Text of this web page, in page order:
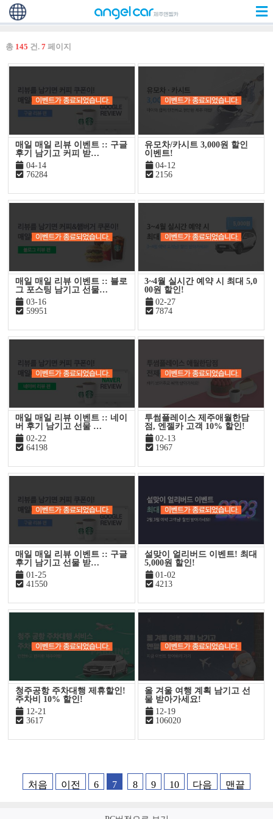
총 145 건. 7페이지
매일 매일 리뷰 이벤트 :: 구글
후기 남기고 커피 받…
04-14
76284
유모차/카시트 3,000원 할인
이벤트!
04-12
2156
매일 매일 리뷰 이벤트 :: 블로
그 포스팅 남기고 선물…
03-16
59951
3~4월 실시간 예약 시 최대 5,0
00원 할인!
02-27
7874
매일 매일 리뷰 이벤트 :: 네이
버 후기 남기고 선물 …
02-22
64198
투썸플레이스 제주애월한담
점, 엔젤카 고객 10% 할인!
02-13
1967
매일 매일 리뷰 이벤트 :: 구글
후기 남기고 선물 받…
01-25
41550
설맞이 얼리버드 이벤트! 최대
5,000원 할인!
01-02
4213
청주공항 주차대행 제휴할인!
주차비 10% 할인!
12-21
3617
올 겨울 여행 계획 남기고 선
물 받아가세요!
12-19
106020
처음 이전 6 7 8 9 10 다음 맨끝